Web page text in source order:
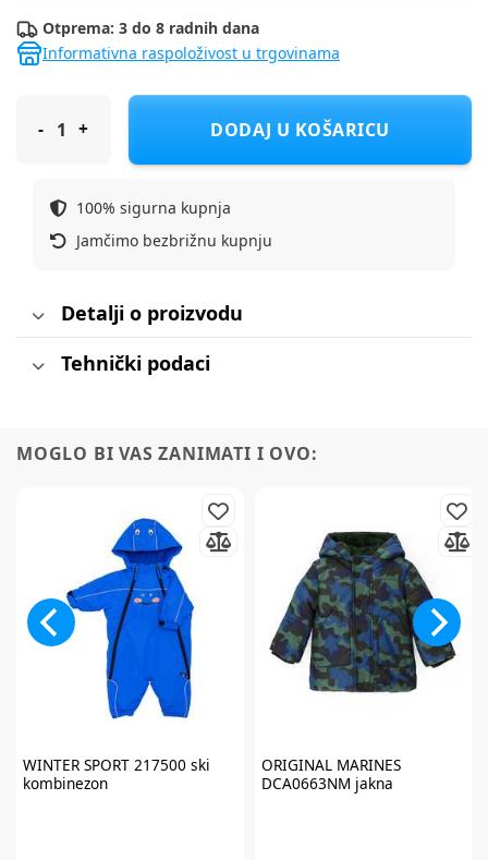
Otprema: 3 do 8 radnih dana
Informativna raspoloživost u trgovinama
NAME IT košulja DR 13232531 M Siva 146
DODAJ U KOŠARICU
100% sigurna kupnja
Jamčimo bezbrižnu kupnju
Detalji o proizvodu
Tehnički podaci
MOGLO BI VAS ZANIMATI I OVO:
WINTER SPORT217500 ski
kombinezon
ORIGINAL MARINES
DCA0663NM jakna
Prijavite se na newsletter
i iskoristite
7% popusta